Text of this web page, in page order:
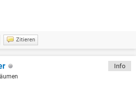
Zitieren
Info